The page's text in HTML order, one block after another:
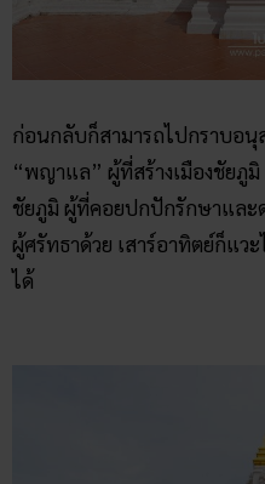
ก่อนกลับก็สามารถไปกราบอ
“พญาแล” ผู้ที่สร้างเมืองชัยภู
ชัยภูมิ ผู้ที่คอยปกปักรักษาและ
ผู้ศรัทธาด้วย เสาร์อาทิตย์ก็แว
ได้